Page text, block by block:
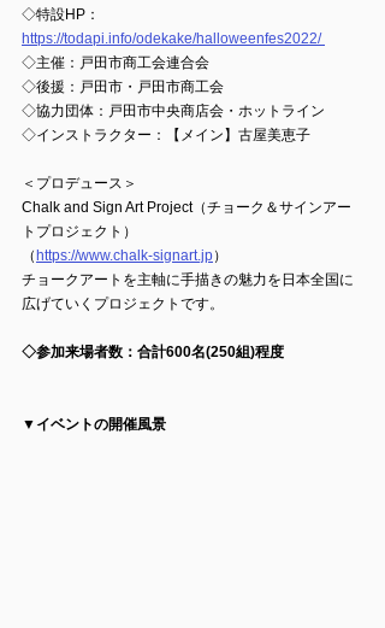
◇特設HP：
https://todapi.info/odekake/halloweenfes2022/
◇主催：戸田市商工会連合会
◇後援：戸田市・戸田市商工会
◇協力団体：戸田市中央商店会・ホットライン
◇インストラクター：【メイン】古屋美恵子
＜プロデュース＞
Chalk and Sign Art Project（チョーク＆サインアー
トプロジェクト）
（ https://www.chalk-signart.jp）
チョークアートを主軸に手描きの魅力を日本全国に
広げていくプロジェクトです。
◇参加来場者数：合計600名(250組)程度
▼イベントの開催風景